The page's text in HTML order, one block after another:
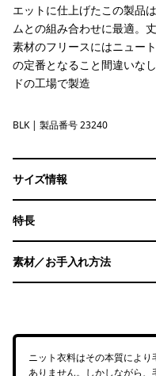
エットに仕上げたこの製品
ムとの組み合わせに最適。
素材のフリースにはニュー
の定番となること間違いな
ドの工場で製造
Black
BLK | 製品番号 23240
サイズ情報
特長
素材／お手入れ方法
ニット衣料はその本質によ
ありません。しかしながら